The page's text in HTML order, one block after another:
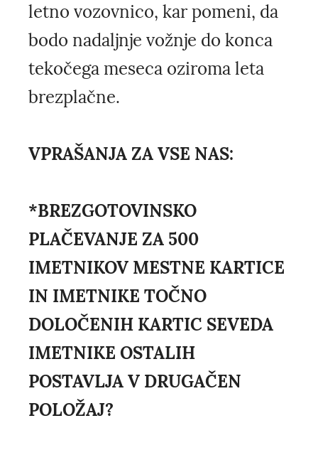
letno vozovnico, kar pomeni, da
bodo nadaljnje vožnje do konca
tekočega meseca oziroma leta
brezplačne.
VPRAŠANJA ZA VSE NAS:
*BREZGOTOVINSKO
PLAČEVANJE ZA 500
IMETNIKOV MESTNE KARTICE
IN IMETNIKE TOČNO
DOLOČENIH KARTIC SEVEDA
IMETNIKE OSTALIH
POSTAVLJA V DRUGAČEN
POLOŽAJ?